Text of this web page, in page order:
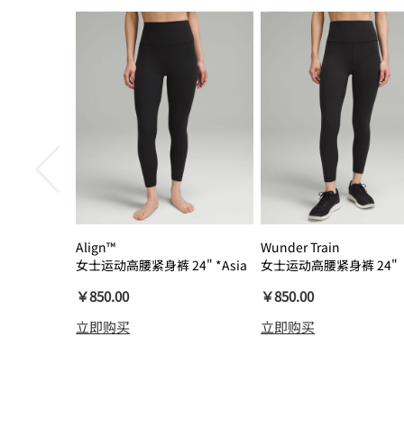
Align™
女士运动高腰紧身裤 24" *Asia
￥850.00
立即购买
Wunder Train
女士运动高腰紧身裤 24"
￥850.00
立即购买